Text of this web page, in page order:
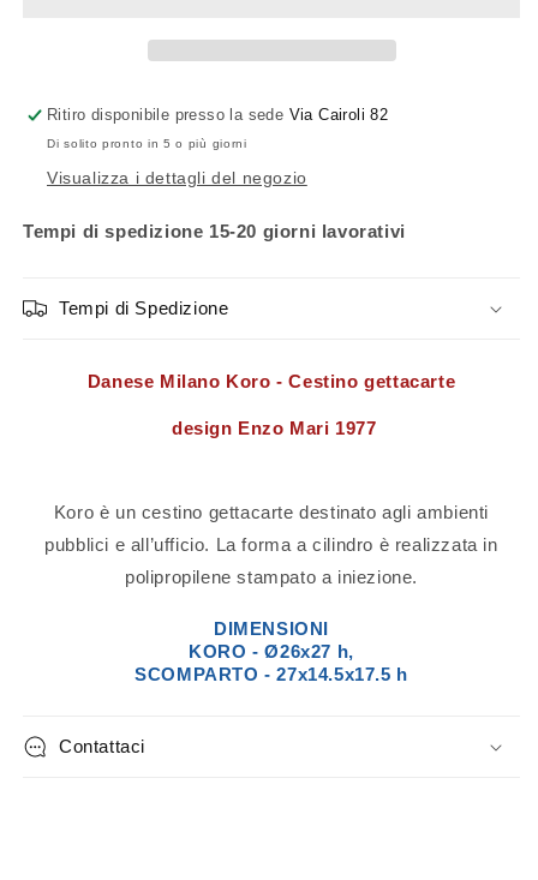
Ritiro disponibile presso la sede Via Cairoli 82
Di solito pronto in 5 o più giorni
Visualizza i dettagli del negozio
Tempi di spedizione 15-20 giorni lavorativi
Tempi di Spedizione
Danese Milano Koro - Cestino gettacarte
design Enzo Mari 1977
Koro è un cestino gettacarte destinato agli ambienti
pubblici e all’ufficio. La forma a cilindro è realizzata in
polipropilene stampato a iniezione.
DIMENSIONI
KORO - Ø26x27 h,
SCOMPARTO - 27x14.5x17.5 h
Contattaci